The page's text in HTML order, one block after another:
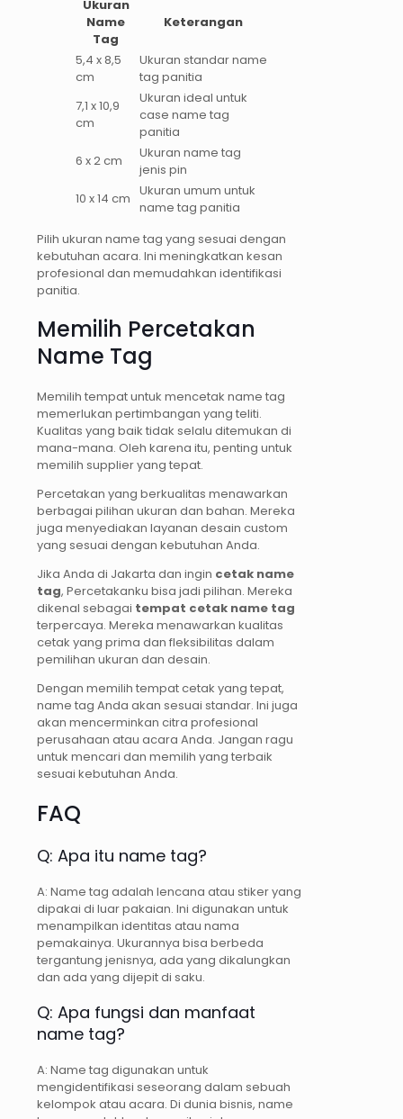
Ukuran
Name
Tag
Keterangan
5,4 x 8,5
cm
Ukuran standar name
tag panitia
7,1 x 10,9
cm
Ukuran ideal untuk
case name tag
panitia
6 x 2 cm
Ukuran name tag
jenis pin
10 x 14 cm Ukuran umum untuk
name tag panitia
Pilih ukuran name tag yang sesuai dengan
kebutuhan acara. Ini meningkatkan kesan
profesional dan memudahkan identifikasi
panitia.
Memilih Percetakan
Name Tag
Memilih tempat untuk mencetak name tag
memerlukan pertimbangan yang teliti.
Kualitas yang baik tidak selalu ditemukan di
mana-mana. Oleh karena itu, penting untuk
memilih supplier yang tepat.
Percetakan yang berkualitas menawarkan
berbagai pilihan ukuran dan bahan. Mereka
juga menyediakan layanan desain custom
yang sesuai dengan kebutuhan Anda.
Jika Anda di Jakarta dan ingin cetak name
tag, Percetakanku bisa jadi pilihan. Mereka
dikenal sebagai tempat cetak name tag
terpercaya. Mereka menawarkan kualitas
cetak yang prima dan fleksibilitas dalam
pemilihan ukuran dan desain.
Dengan memilih tempat cetak yang tepat,
name tag Anda akan sesuai standar. Ini juga
akan mencerminkan citra profesional
perusahaan atau acara Anda. Jangan ragu
untuk mencari dan memilih yang terbaik
sesuai kebutuhan Anda.
FAQ
Q: Apa itu name tag?
A: Name tag adalah lencana atau stiker yang
dipakai di luar pakaian. Ini digunakan untuk
menampilkan identitas atau nama
pemakainya. Ukurannya bisa berbeda
tergantung jenisnya, ada yang dikalungkan
dan ada yang dijepit di saku.
Q: Apa fungsi dan manfaat
name tag?
A: Name tag digunakan untuk
mengidentifikasi seseorang dalam sebuah
kelompok atau acara. Di dunia bisnis, name